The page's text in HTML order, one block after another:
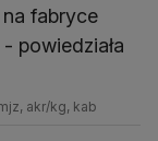
fabryce
powiedziała
akr/kg, kab